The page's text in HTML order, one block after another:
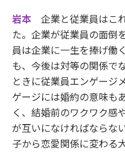
岩本 企業と従業員はこ
た。企業が従業員の面倒
員は企業に一生を捧げ働
も、今後は対等の関係で
ときに従業員エンゲージ
ゲージには婚約の意味も
く、結婚前のワクワク感
が互いになければならな
子から恋愛関係に変わる